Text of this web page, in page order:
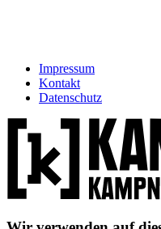
Impressum
Kontakt
Datenschutz